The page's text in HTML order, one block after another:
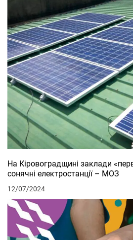
На Кіровоградщині заклади
сонячні електростанції – МОЗ
12/07/2024